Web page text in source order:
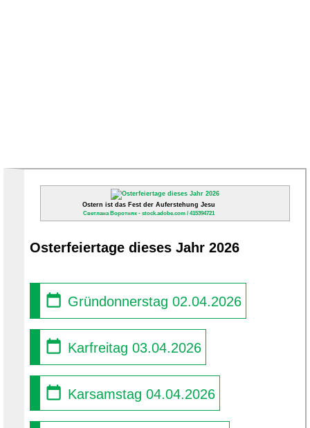
Ostern ist das Fest der Auferstehung Jesu
Светлана Воротняк - stock.adobe.com / 415394721
Osterfeiertage dieses Jahr 2026
Gründonnerstag 02.04.2026
Karfreitag 03.04.2026
Karsamstag 04.04.2026